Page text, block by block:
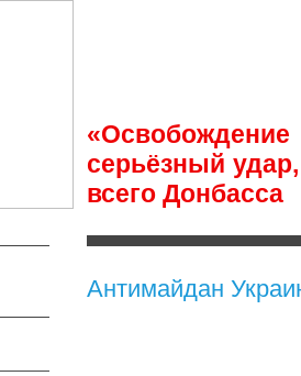
серьёзный
всего Донбасса
Антимайдан